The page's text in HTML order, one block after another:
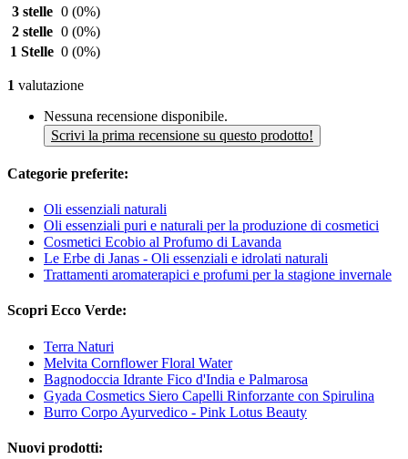
3 stelle 0 (0%)
2 stelle 0 (0%)
1 Stelle 0 (0%)
1 valutazione
Nessuna recensione disponibile.
Scrivi la prima recensione su questo prodotto!
Categorie preferite:
Oli essenziali naturali
Oli essenziali puri e naturali per la produzione di cosmetici
Cosmetici Ecobio al Profumo di Lavanda
Le Erbe di Janas - Oli essenziali e idrolati naturali
Trattamenti aromaterapici e profumi per la stagione invernale
Scopri Ecco Verde:
Terra Naturi
Melvita Cornflower Floral Water
Bagnodoccia Idrante Fico d'India e Palmarosa
Gyada Cosmetics Siero Capelli Rinforzante con Spirulina
Burro Corpo Ayurvedico - Pink Lotus Beauty
Nuovi prodotti: